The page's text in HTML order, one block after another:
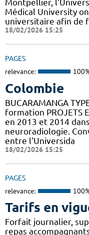
Montpellier,
Médical University
universitaire afin de
18/02/2026 15:25
PAGES
relevance:
Colombie
BUCARAMANGA
formation PROJETS
en 2013 et 2014
neuroradiologie.
entre l'Universida
18/02/2026 15:25
PAGES
relevance:
Tarifs en
Forfait journalier,
repas